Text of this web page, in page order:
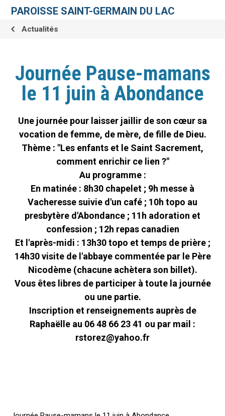
contenu.
personnelsPAROISSE SAINT-GERMAIN DU LAC
Actualités
Journée Pause-mamans
le 11 juin à Abondance
Une journée pour laisser jaillir de son cœur sa
vocation de femme, de mère, de fille de Dieu.
Thème : "Les enfants et le Saint Sacrement,
comment enrichir ce lien ?"
Au programme :
En matinée : 8h30 chapelet ; 9h messe à
Vacheresse suivie d'un café ; 10h topo au
presbytère d'Abondance ; 11h adoration et
confession ; 12h repas canadien
Et l'après-midi : 13h30 topo et temps de prière ;
14h30 visite de l'abbaye commentée par le Père
Nicodème (chacune achètera son billet).
Vous êtes libres de participer à toute la journée
ou une partie.
Inscription et renseignements auprès de
Raphaëlle au 06 48 66 23 41 ou par mail :
rstorez@yahoo.fr